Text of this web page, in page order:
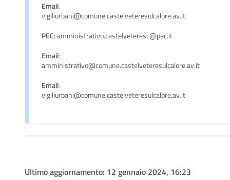
Email:
vigiliurbani@comune.castelveteresulcalore.av.it
PEC: amministrativo.castelveteresc@pec.it
Email:
amministrativo@comune.castelveteresulcalore.av.it
Email:
vigiliurbani@comune.castelveteresulcalore.av.it
Ultimo aggiornamento: 12 gennaio 2024, 16:23